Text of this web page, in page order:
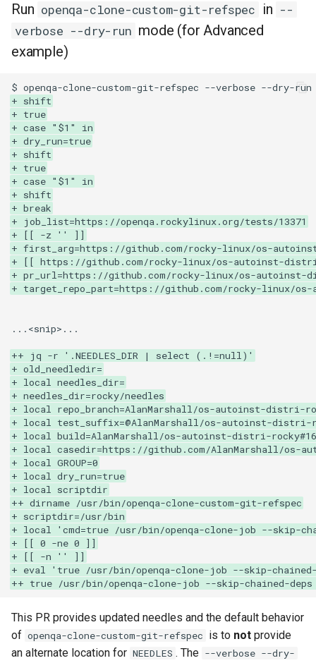
Run openqa-clone-custom-git-refspec in --
verbose --dry-run mode (for Advanced
example)
+ shift
+ true
+ case "$1" in
+ dry_run=true
+ shift
+ true
+ case "$1" in
+ shift
+ break
+ job_list=https://openqa.rockylinux.org/tests/13371
+ [[ -z '' ]]
+ first_arg=https://github.com/rocky-linux/os-
+ [[ https://github.com/rocky-linux/os-autoinst-
+ pr_url=https://github.com/rocky-linux/os-autoinst-
+ target_repo_part=https://github.com/rocky-linux/
...<snip>...
++ jq -r '.NEEDLES_DIR | select (.!=null)'
+ old_needledir=
+ local needles_dir=
+ needles_dir=rocky/needles
+ local repo_branch=AlanMarshall/os-autoinst-distri-
+ local test_suffix=@AlanMarshall/os-autoinst-distri-
+ local build=AlanMarshall/os-autoinst-distri-
+ local casedir=https://github.com/AlanMarshall/os-
+ local GROUP=0
+ local dry_run=true
+ local scriptdir
++ dirname /usr/bin/openqa-clone-custom-git-refspec
+ scriptdir=/usr/bin
+ local 'cmd=true /usr/bin/openqa-clone-job --skip-
+ [[ 0 -ne 0 ]]
+ [[ -n '' ]]
+ eval 'true /usr/bin/openqa-clone-job --skip-chained-
++ true /usr/bin/openqa-clone-job --skip-chained-deps
This PR provides updated needles and the default behavior
of openqa-clone-custom-git-refspec is to not provide
an alternate location for NEEDLES . The --verbose --dry-